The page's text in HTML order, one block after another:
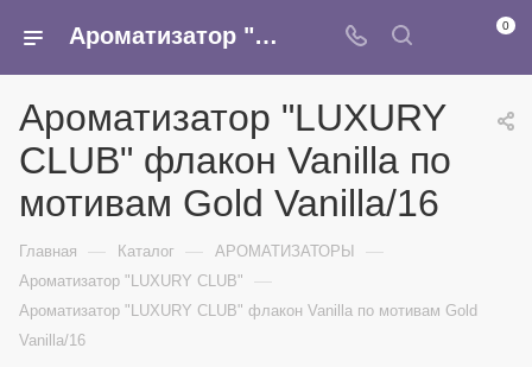
Ароматизатор "LUXURY CLUB" флакон Vanilla по мотивам Gold Vanilla/16 - купить в интернет-магазине Армина 0
Ароматизатор "LUXURY
CLUB" флакон Vanilla по
мотивам Gold Vanilla/16
Главная — Каталог — АРОМАТИЗАТОРЫ —
Ароматизатор "LUXURY CLUB" —
Ароматизатор "LUXURY CLUB" флакон Vanilla по мотивам Gold
Vanilla/16